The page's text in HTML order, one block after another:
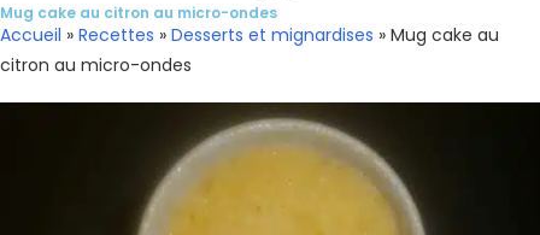
Mug cake au citron au micro-ondes
Accueil » Recettes » Desserts et mignardises » Mug cake au
citron au micro-ondes